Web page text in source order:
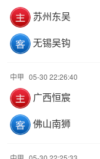
苏州东吴
无锡吴钩
中甲 05-30 22:26:40
广西恒宸
佛山南狮